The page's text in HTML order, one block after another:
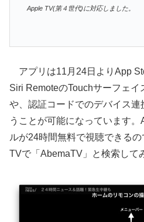
Apple TV(第４世代)に対応しました。
アプリは11月24日よりApp
Siri RemoteのTouchサーフェイ
や、認証コードでのデバイス
うことが可能になっています
ルが24時間無料で視聴できる
TVで「AbemaTV」と検索して